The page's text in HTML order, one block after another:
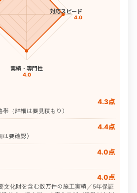
対応スピード
4.0
実績・専門性
4.0
4.3点
（詳細は要見積もり）
4.4点
要確認）
4.0点
4.0点
文化財を含む数万件の施工実績／5年保証